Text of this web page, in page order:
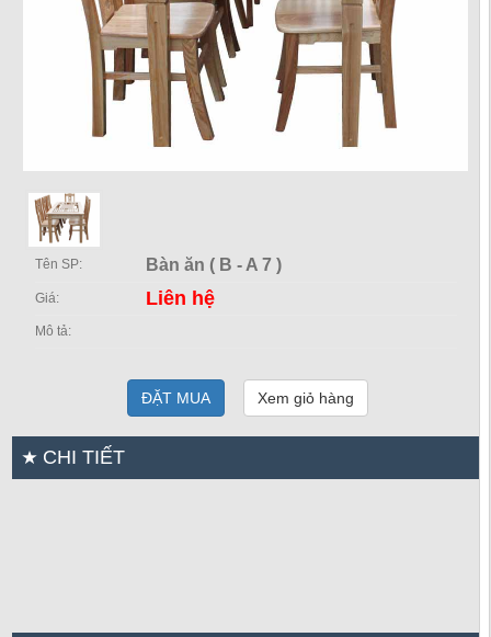
Tên SP: Bàn ăn ( B - A 7 )
Giá: Liên hệ
Mô tả:
ĐẶT MUA Xem giỏ hàng
CHI TIẾT